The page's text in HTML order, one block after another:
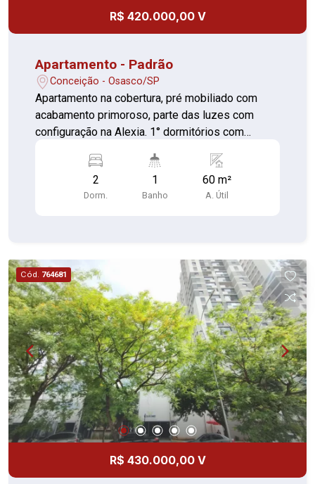
R$ 420.000,00 V
Apartamento - Padrão
Conceição - Osasco/SP
Apartamento na cobertura, pré mobiliado com
acabamento primoroso, parte das luzes com
configuração na Alexia. 1° dormitórios com
dormitório com cama de solteiro, armário e
mancebo (piso laminado) Sala estendida com
sofá, rack e sacada envidraçada (piso laminado
Banheiros com box (piso cerâmica) Área de
Serviço (piso porcelanato) Aceita permuta de
veículo como parte do pagamento Aceita
financiamento e FGTS** *VALE A PENA
CONHECER*
2
Dorm.
1
Banho
60 m²
A. Útil
Cód. 764681
R$ 430.000,00 V